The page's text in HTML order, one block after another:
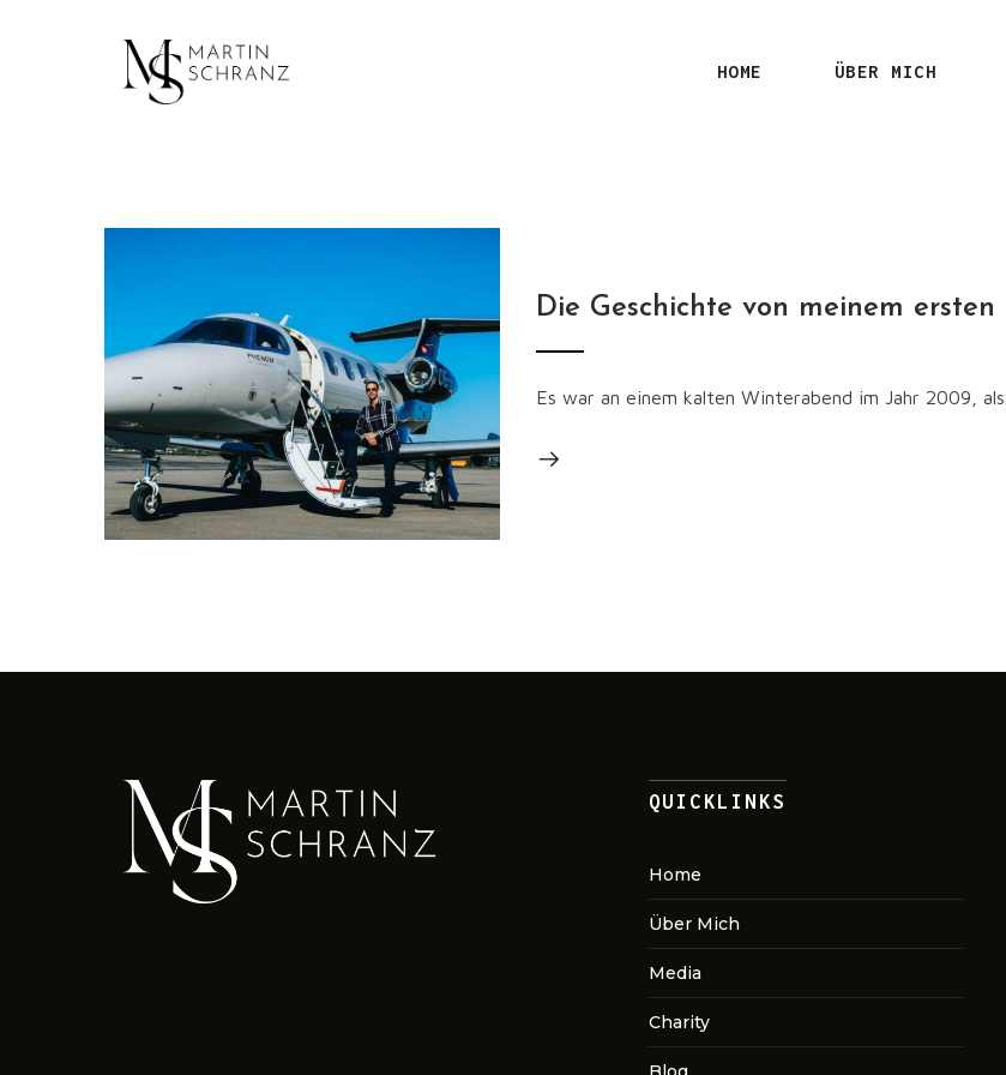
HOME ÜBER MICH
Die Geschichte von meinem ersten
Es war an einem kalten Winterabend im Jahr 2009, als...
QUICKLINKS
Home
Über Mich
Media
Charity